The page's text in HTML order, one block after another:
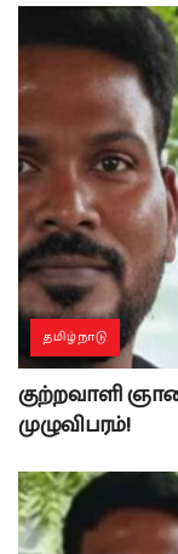
தமிழ்நாடு
குற்றவாளி
முழுவிபரம்!